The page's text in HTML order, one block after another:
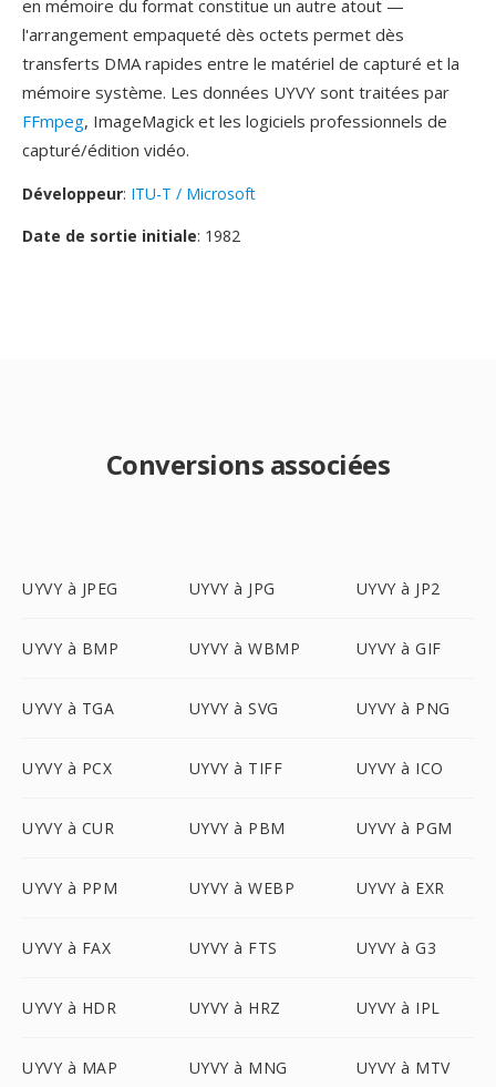
en mémoire du format constitue un autre atout —
l'arrangement empaqueté dès octets permet dès
transferts DMA rapides entre le matériel de capturé et la
mémoire système. Les données UYVY sont traitées par
FFmpeg, ImageMagick et les logiciels professionnels de
capturé/édition vidéo.
Développeur: ITU-T / Microsoft
Date de sortie initiale: 1982
Conversions associées
UYVY à JPEG UYVY à JPG UYVY à JP2
UYVY à BMP UYVY à WBMP UYVY à GIF
UYVY à TGA UYVY à SVG UYVY à PNG
UYVY à PCX UYVY à TIFF UYVY à ICO
UYVY à CUR UYVY à PBM UYVY à PGM
UYVY à PPM UYVY à WEBP UYVY à EXR
UYVY à FAX UYVY à FTS UYVY à G3
UYVY à HDR UYVY à HRZ UYVY à IPL
UYVY à MAP UYVY à MNG UYVY à MTV